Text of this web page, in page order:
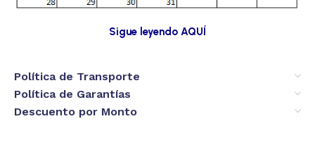
Sigue leyendo AQUÍ
Política de Transporte
Política de Garantías
Descuento por Monto